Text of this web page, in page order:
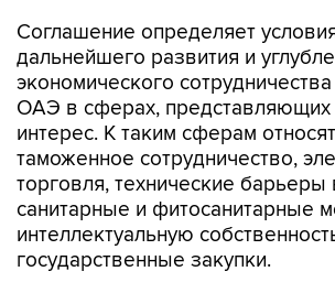
Соглашение определяет
дальнейшего развития и
экономического
ОАЭ в сферах,
интерес. К таким сферам
таможенное сотрудничество,
торговля, технические барьеры
санитарные и фитосанитарные
интеллектуальную
государственные закупки.